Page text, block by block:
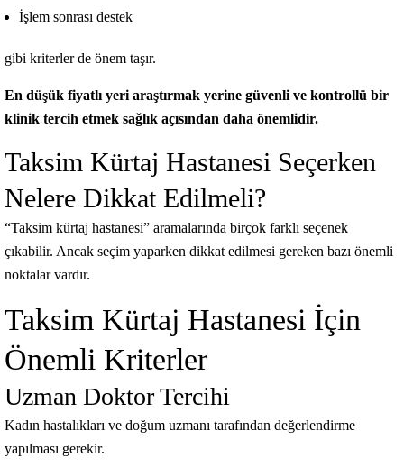
İşlem sonrası destek
gibi kriterler de önem taşır.
En düşük fiyatlı yeri araştırmak yerine güvenli ve kontrollü bir
klinik tercih etmek sağlık açısından daha önemlidir.
Taksim Kürtaj Hastanesi Seçerken
Nelere Dikkat Edilmeli?
“Taksim kürtaj hastanesi” aramalarında birçok farklı seçenek
çıkabilir. Ancak seçim yaparken dikkat edilmesi gereken bazı önemli
noktalar vardır.
Taksim Kürtaj Hastanesi İçin
Önemli Kriterler
Uzman Doktor Tercihi
Kadın hastalıkları ve doğum uzmanı tarafından değerlendirme
yapılması gerekir.